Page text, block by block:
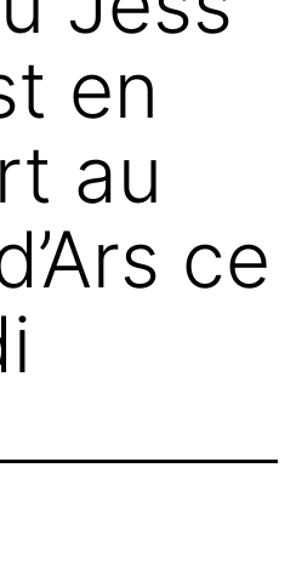
en
au
ce